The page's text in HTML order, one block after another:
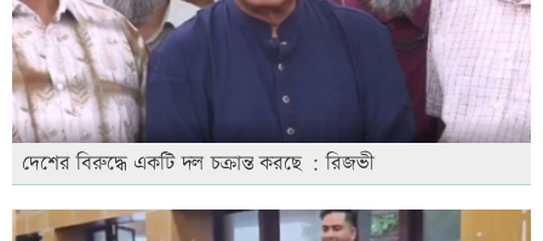
দেশের বিরুদ্ধে একটি দল চক্রান্ত করছে : রিজভী